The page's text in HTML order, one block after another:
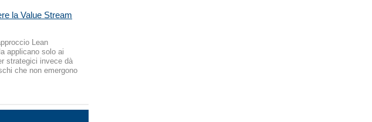
la Value Stream
Lean
applicano solo ai
strategici invece dà
che non emergono